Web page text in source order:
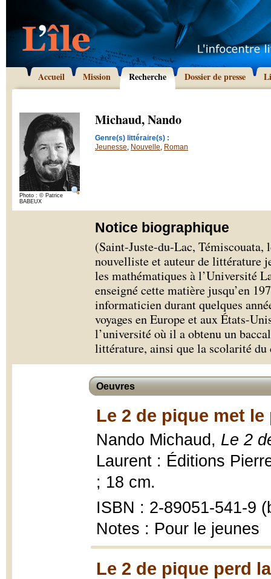
Accueil Mission Recherche Dossier de presse
Photo : © Patrice
BABEUX
Michaud, Nando
Genre(s) littéraire(s) :
Jeunesse, Nouvelle, Roman
Notice biographique
(Saint-Juste-du-Lac, Témiscouata,
nouvelliste et auteur de littérature
les mathématiques à l’Université
enseigné cette matière jusqu’en
informaticien durant quelques
voyages en Europe et aux États-
l’université où il a obtenu un
littérature, ainsi que la scolarité du
Oeuvres
Le 2 de pique met le
Nando Michaud, Le 2
Laurent : Éditions
; 18 cm.
ISBN : 2-89051-541-9
Notes : Pour le jeunes
Le 2 de pique perd